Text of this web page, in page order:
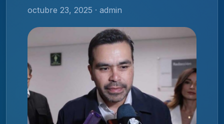
octubre 23, 2025 · admin